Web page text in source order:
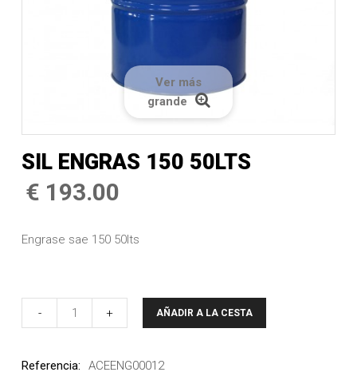
Ver más
grande
SIL ENGRAS 150 50LTS
€ 193.00
Engrase sae 150 50lts
- + AÑADIR A LA CESTA
Referencia: ACEENG00012